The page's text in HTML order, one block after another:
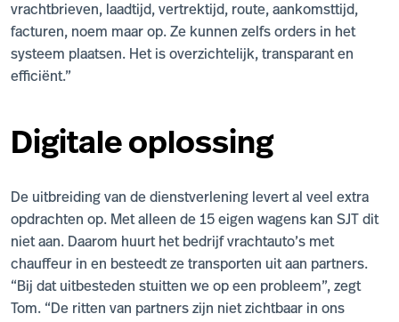
vrachtbrieven, laadtijd, vertrektijd, route, aankomsttijd,
facturen, noem maar op. Ze kunnen zelfs orders in het
systeem plaatsen. Het is overzichtelijk, transparant en
efficiënt.”
Digitale oplossing
De uitbreiding van de dienstverlening levert al veel extra
opdrachten op. Met alleen de 15 eigen wagens kan SJT dit
niet aan. Daarom huurt het bedrijf vrachtauto’s met
chauffeur in en besteedt ze transporten uit aan partners.
“Bij dat uitbesteden stuitten we op een probleem”, zegt
Tom. “De ritten van partners zijn niet zichtbaar in ons